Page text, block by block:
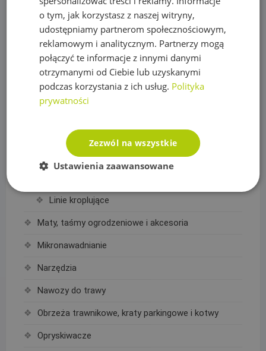
Lampki choinkowe białe ciepłe
Lampki choinkowe białe zimne
Lampki choinkowe kolorowe
Łazienka, Kuchnia
Baterie
Deszczownice
Linie Kroplujące i akcesoria
Linie kroplujące
Maty, taśmy ogrodzeniowe i akcesoria
Mikronawadnianie
Narzędzia
Nawozy do trawy
Obrzeża trawnikowe, kraty parkingowe i kotwy
Opryskiwacze
o tym, jak korzystasz z naszej witryny,
udostępniamy partnerom społecznościowym,
reklamowym i analitycznym. Partnerzy mogą
połączyć te informacje z innymi danymi
otrzymanymi od Ciebie lub uzyskanymi
podczas korzystania z ich usług. Polityka
prywatności
Zezwól na wszystkie
Ustawienia zaawansowane